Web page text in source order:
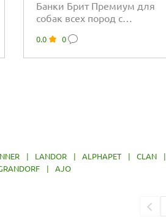
Банки Брит Премиум для
собак всех пород с
0.0 0
LANDOR ALPHAPET CLAN
AJO